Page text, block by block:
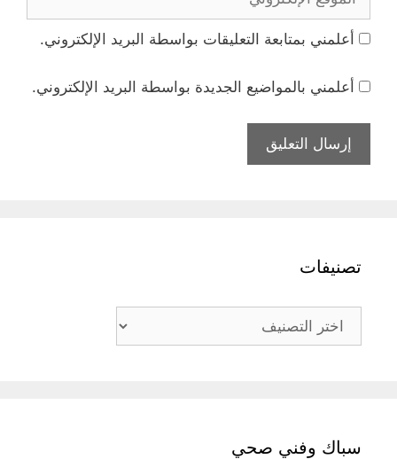
الإلكتروني
أعلمني بمتابعة التعليقات بواسطة البريد الإلكتروني.
أعلمني بالمواضيع الجديدة بواسطة البريد الإلكتروني.
تصنيفات
تصنيفات
سباك وفني صحي